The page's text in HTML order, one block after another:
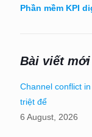
Phần mềm KPI
Bài viết mới
Channel conflict
triệt để
6 August, 2026